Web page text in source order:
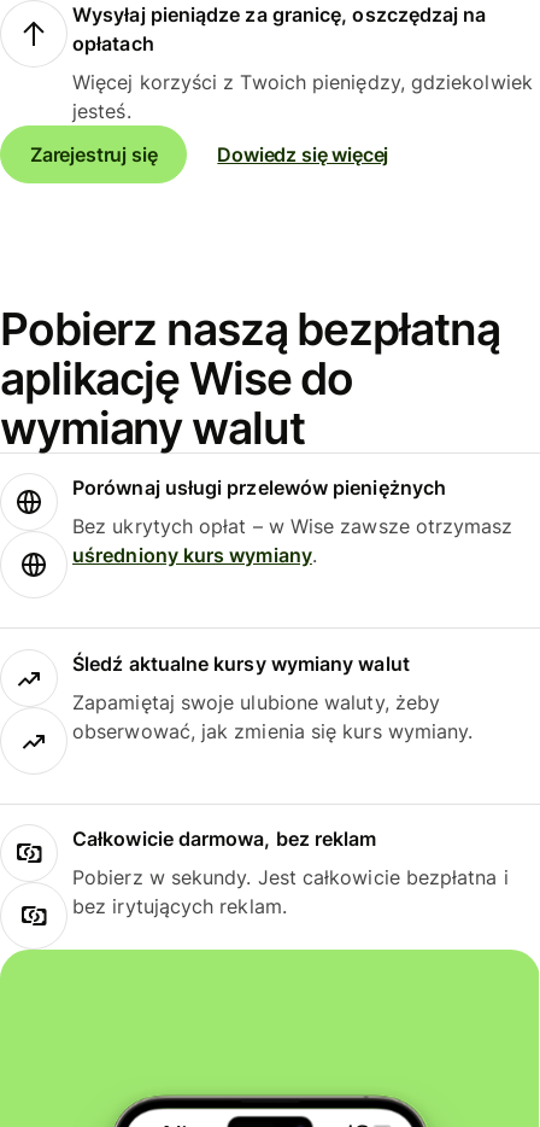
Wysyłaj pieniądze za granicę, oszczędzaj na
opłatach
Więcej korzyści z Twoich pieniędzy, gdziekolwiek
jesteś.
Zarejestruj się
Dowiedz się więcej
Pobierz naszą bezpłatną
aplikację Wise do
wymiany walut
Porównaj usługi przelewów pieniężnych
Bez ukrytych opłat – w Wise zawsze otrzymasz
uśredniony kurs wymiany.
Śledź aktualne kursy wymiany walut
Zapamiętaj swoje ulubione waluty, żeby
obserwować, jak zmienia się kurs wymiany.
Całkowicie darmowa, bez reklam
Pobierz w sekundy. Jest całkowicie bezpłatna i
bez irytujących reklam.